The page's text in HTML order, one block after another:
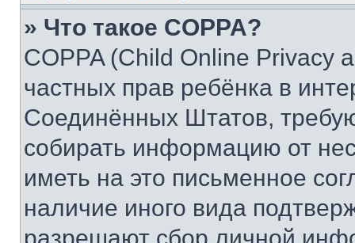
» Что такое COPPA?
COPPA (Child Online Privacy
частных прав ребёнка в
Соединённых Штатов,
собирать информацию от
иметь на это письменное
наличие иного вида